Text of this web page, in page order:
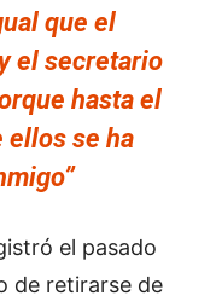
que el
el secretario
hasta el
ellos se ha
el pasado
de retirarse de